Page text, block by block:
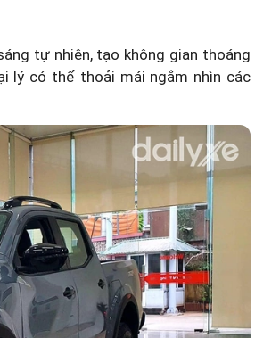
tự nhiên, tạo không gian thoáng
lý có thể thoải mái ngắm nhìn các